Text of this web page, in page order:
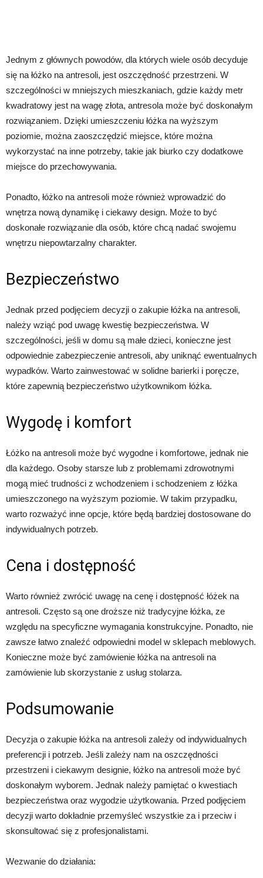
Jednym z głównych powodów, dla których wiele osób decyduje
się na łóżko na antresoli, jest oszczędność przestrzeni. W
szczególności w mniejszych mieszkaniach, gdzie każdy metr
kwadratowy jest na wagę złota, antresola może być doskonałym
rozwiązaniem. Dzięki umieszczeniu łóżka na wyższym
poziomie, można zaoszczędzić miejsce, które można
wykorzystać na inne potrzeby, takie jak biurko czy dodatkowe
miejsce do przechowywania.
Ponadto, łóżko na antresoli może również wprowadzić do
wnętrza nową dynamikę i ciekawy design. Może to być
doskonałe rozwiązanie dla osób, które chcą nadać swojemu
wnętrzu niepowtarzalny charakter.
Bezpieczeństwo
Jednak przed podjęciem decyzji o zakupie łóżka na antresoli,
należy wziąć pod uwagę kwestię bezpieczeństwa. W
szczególności, jeśli w domu są małe dzieci, konieczne jest
odpowiednie zabezpieczenie antresoli, aby uniknąć ewentualnych
wypadków. Warto zainwestować w solidne barierki i poręcze,
które zapewnią bezpieczeństwo użytkownikom łóżka.
Wygodę i komfort
Łóżko na antresoli może być wygodne i komfortowe, jednak nie
dla każdego. Osoby starsze lub z problemami zdrowotnymi
mogą mieć trudności z wchodzeniem i schodzeniem z łóżka
umieszczonego na wyższym poziomie. W takim przypadku,
warto rozważyć inne opcje, które będą bardziej dostosowane do
indywidualnych potrzeb.
Cena i dostępność
Warto również zwrócić uwagę na cenę i dostępność łóżek na
antresoli. Często są one droższe niż tradycyjne łóżka, ze
względu na specyficzne wymagania konstrukcyjne. Ponadto, nie
zawsze łatwo znaleźć odpowiedni model w sklepach meblowych.
Konieczne może być zamówienie łóżka na antresoli na
zamówienie lub skorzystanie z usług stolarza.
Podsumowanie
Decyzja o zakupie łóżka na antresoli zależy od indywidualnych
preferencji i potrzeb. Jeśli zależy nam na oszczędności
przestrzeni i ciekawym designie, łóżko na antresoli może być
doskonałym wyborem. Jednak należy pamiętać o kwestiach
bezpieczeństwa oraz wygodzie użytkowania. Przed podjęciem
decyzji warto dokładnie przemyśleć wszystkie za i przeciw i
skonsultować się z profesjonalistami.
Wezwanie do działania: